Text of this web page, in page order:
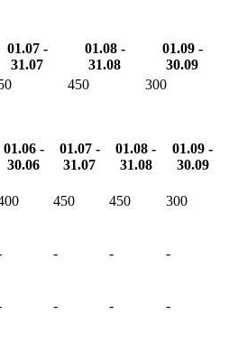
01.07 -
31.07
01.08 -
31.08
01.09 -
30.09
450 300
01.06 -
30.06
01.07 -
31.07
01.08 -
31.08
01.09 -
30.09
450 450 300
- - -
- - -